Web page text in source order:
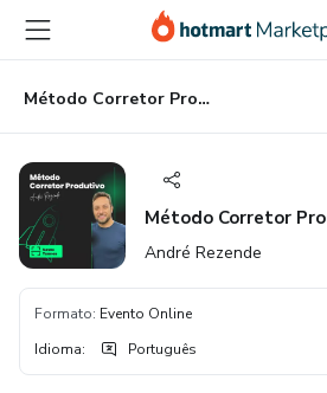
para
conteúdo
principal
para
pagamento
para
rodapé
Método Corretor Produtivo
Método Corretor
André Rezende
Formato: Evento Online
Idioma: Português